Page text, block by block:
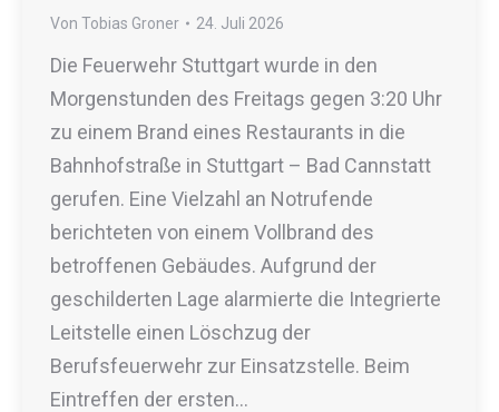
Von Tobias Groner 24. Juli 2026
Die Feuerwehr Stuttgart wurde in den
Morgenstunden des Freitags gegen 3:20 Uhr
zu einem Brand eines Restaurants in die
Bahnhofstraße in Stuttgart – Bad Cannstatt
gerufen. Eine Vielzahl an Notrufende
berichteten von einem Vollbrand des
betroffenen Gebäudes. Aufgrund der
geschilderten Lage alarmierte die Integrierte
Leitstelle einen Löschzug der
Berufsfeuerwehr zur Einsatzstelle. Beim
Eintreffen der ersten…